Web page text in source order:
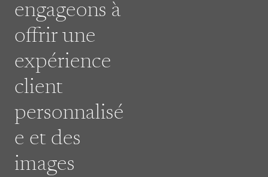
engageons à
offrir une
expérience
client
personnalisé
e et des
images